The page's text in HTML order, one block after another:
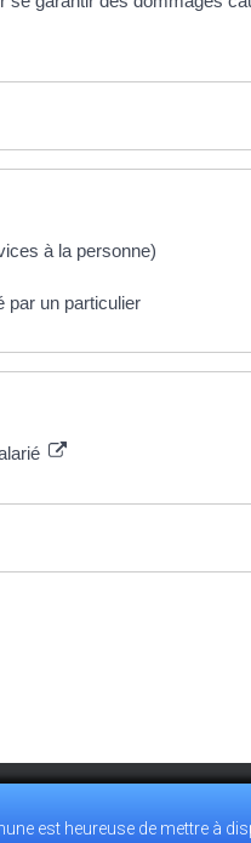
Eure. En poursuivant, vous
à la personne)
par un particulier
02.37.82.30.28
est heureuse de mettre à